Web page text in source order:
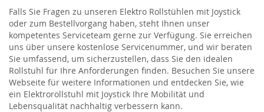
Falls Sie Fragen zu unseren Elektro Rollstühlen mit Joystick
oder zum Bestellvorgang haben, steht Ihnen unser
kompetentes Serviceteam gerne zur Verfügung. Sie erreichen
uns über unsere kostenlose Servicenummer, und wir beraten
Sie umfassend, um sicherzustellen, dass Sie den idealen
Rollstuhl für Ihre Anforderungen finden. Besuchen Sie unsere
Webseite für weitere Informationen und entdecken Sie, wie
ein Elektrorollstuhl mit Joystick Ihre Mobilität und
Lebensqualität nachhaltig verbessern kann.